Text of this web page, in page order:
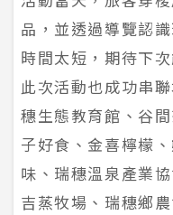
品，並透過導覽認
時間太短，期待下
此次活動也成功串
穗生態教育館、谷
子好食、金喜檸檬
味、瑞穗溫泉產業
吉蒸牧場、瑞穗鄉